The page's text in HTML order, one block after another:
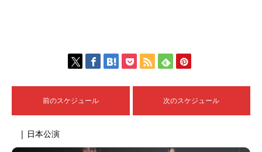
前のスケジュール 次のスケジュール
| 日本公演